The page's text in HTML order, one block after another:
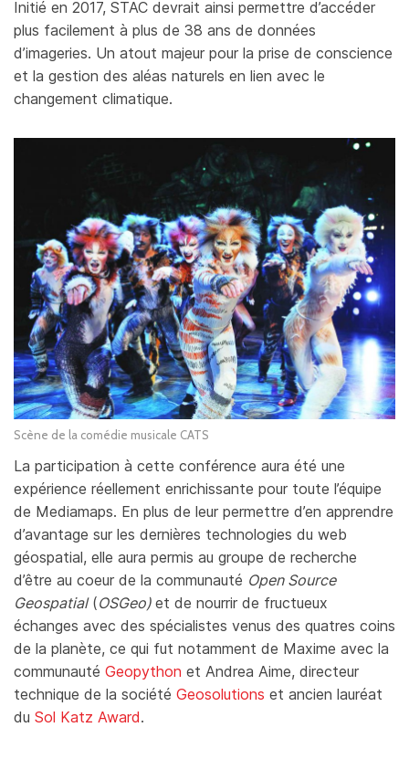
Initié en 2017, STAC devrait ainsi permettre d’accéder
plus facilement à plus de 38 ans de données
d’imageries. Un atout majeur pour la prise de conscience
et la gestion des aléas naturels en lien avec le
changement climatique.
Scène de la comédie musicale CATS
La participation à cette conférence aura été une
expérience réellement enrichissante pour toute l’équipe
de Mediamaps. En plus de leur permettre d’en apprendre
d’avantage sur les dernières technologies du web
géospatial, elle aura permis au groupe de recherche
d’être au coeur de la communauté Open Source
Geospatial(OSGeo) et de nourrir de fructueux
échanges avec des spécialistes venus des quatres coins
de la planète, ce qui fut notamment de Maxime avec la
communauté Geopython et Andrea Aime, directeur
technique de la société Geosolutions et ancien lauréat
du Sol Katz Award.